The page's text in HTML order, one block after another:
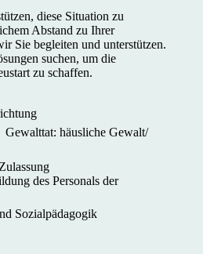
diese Situation zu
Abstand zu Ihrer
Sie begleiten und unterstützen.
suchen, um die
zu schaffen.
Gewalttat: häusliche Gewalt/
des Personals der
Sozialpädagogik